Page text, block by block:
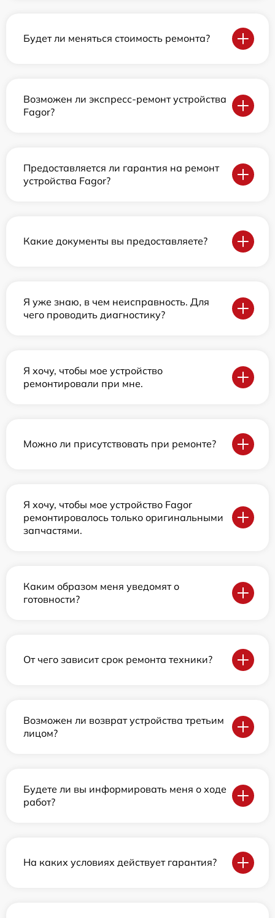
Будет ли меняться стоимость ремонта?
Возможен ли экспресс-ремонт устройства
Fagor?
Предоставляется ли гарантия на ремонт
устройства Fagor?
Какие документы вы предоставляете?
Я уже знаю, в чем неисправность. Для
чего проводить диагностику?
Я хочу, чтобы мое устройство
ремонтировали при мне.
Можно ли присутствовать при ремонте?
Я хочу, чтобы мое устройство Fagor
ремонтировалось только оригинальными
запчастями.
Каким образом меня уведомят о
готовности?
От чего зависит срок ремонта техники?
Возможен ли возврат устройства третьим
лицом?
Будете ли вы информировать меня о ходе
работ?
На каких условиях действует гарантия?